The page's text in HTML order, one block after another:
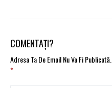
COMENTAȚI?
Adresa Ta De Email Nu Va Fi Publicată.
*